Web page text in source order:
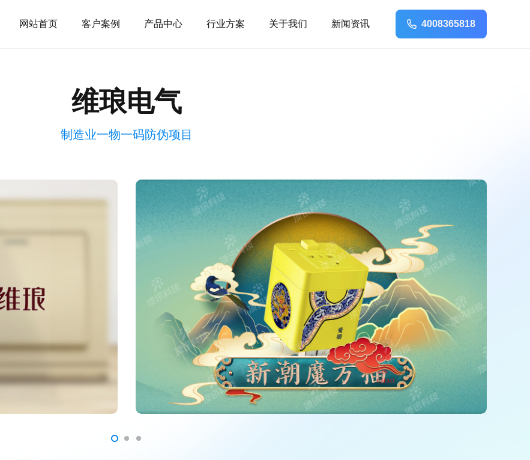
网站首页 客户案例 产品中心 行业方案 关于我们 新闻资讯 4008365818
维琅电气
制造业一物一码防伪项目